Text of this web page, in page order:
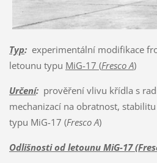
Typ:experimentální modifikace
letounu typu MiG-17 (Fresco A)
Určení:prověření vlivu křídla s
mechanizací na obratnost,
typu MiG-17 (Fresco A)
Odlišnosti od letounu MiG-17